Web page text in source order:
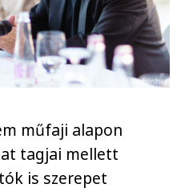
műfaji alapon
tagjai mellett
is szerepet